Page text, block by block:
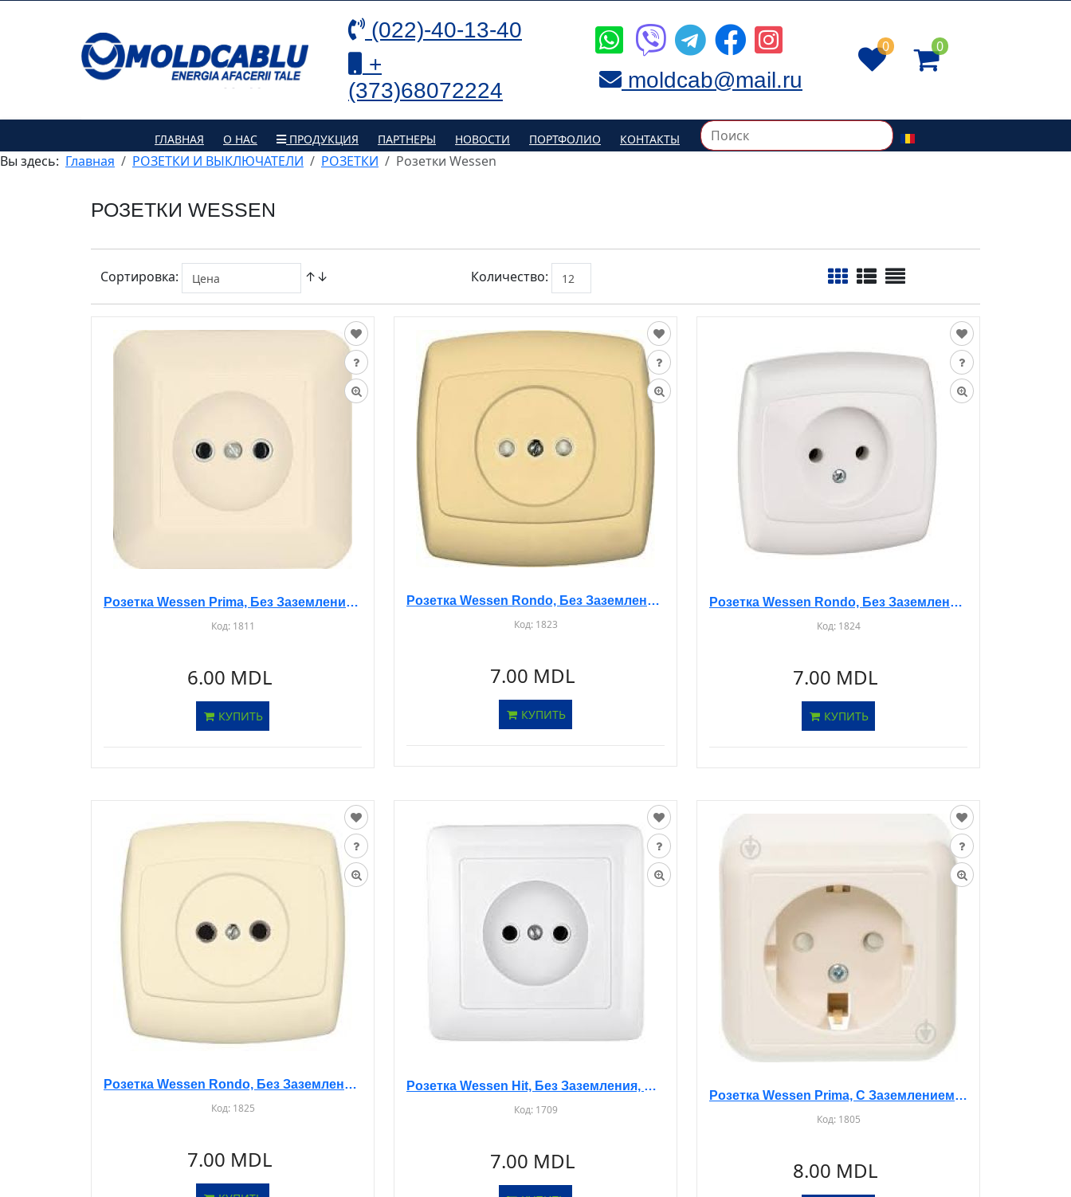
(022)-40-13-40
+
(373)68072224
moldcab@mail.ru
0 0
ГЛАВНАЯ О НАС ПРОДУКЦИЯ ПАРТНЕРЫ НОВОСТИ ПОРТФОЛИО КОНТАКТЫ
Вы здесь: Главная РОЗЕТКИ И ВЫКЛЮЧАТЕЛИ РОЗЕТКИ Розетки Wessen
РОЗЕТКИ WESSEN
Сортировка: ↑↓ Количество:
Розетка Wessen Prima, Без Заземления, С/У, Бежевая, RS10-184
Код: 1811
6.00 MDL
КУПИТЬ
Розетка Wessen Rondo, Без Заземления, Со Шторками, С/У, Бежевая, RS10-122
Код: 1823
7.00 MDL
КУПИТЬ
Розетка Wessen Rondo, Без Заземления, С/У, Белая, RS10-185
Код: 1824
7.00 MDL
КУПИТЬ
Розетка Wessen Rondo, Без Заземления, С/У, Бежевая, RS10-185
Код: 1825
7.00 MDL
Розетка Wessen Hit, Без Заземления, С/У, Белая, RS10-132
Код: 1709
7.00 MDL
Розетка Wessen Prima, С Заземлением, Со Шторками, Бежевая, 16А, RA16-003/1
Код: 1805
8.00 MDL